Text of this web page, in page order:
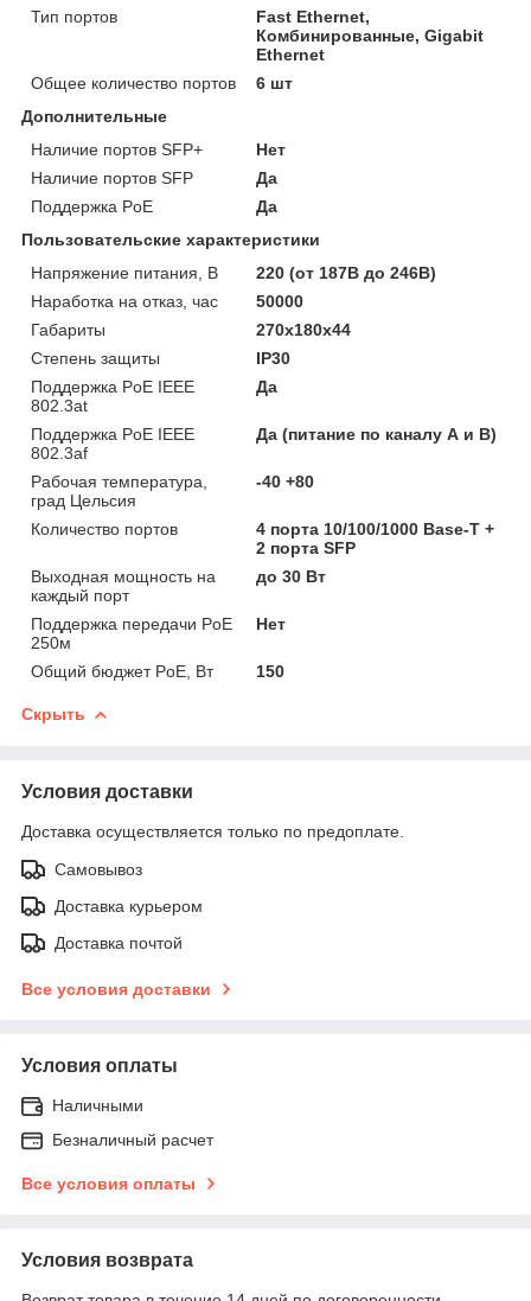
Тип портов
Fast Ethernet,
Комбинированные, Gigabit
Ethernet
Общее количество портов
6 шт
Дополнительные
Наличие портов SFP+
Нет
Наличие портов SFP
Да
Поддержка PoE
Да
Пользовательские характеристики
Напряжение питания, В
220 (от 187В до 246В)
Наработка на отказ, час
50000
Габариты
270х180х44
Степень защиты
IP30
Поддержка PoE IEEE
802.3at
Да
Поддержка PoE IEEE
802.3af
Да (питание по каналу А и В)
Рабочая температура,
град Цельсия
-40 +80
Количество портов
4 порта 10/100/1000 Base-T +
2 порта SFP
Выходная мощность на
каждый порт
до 30 Вт
Поддержка передачи PoE
250м
Нет
Общий бюджет PoE, Вт 150
Скрыть
Условия доставки
Доставка осуществляется только по предоплате.
Самовывоз
Доставка курьером
Доставка почтой
Все условия доставки
Условия оплаты
Наличными
Безналичный расчет
Все условия оплаты
Условия возврата